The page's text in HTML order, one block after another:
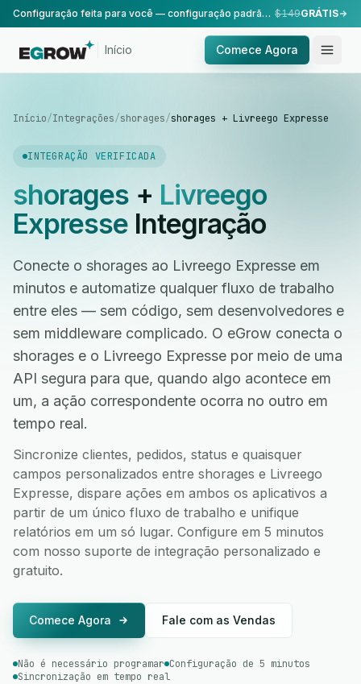
Configuração feita para você — configuração padrão, realizada pela nossa equipe. $149GRÁTIS
Início Comece Agora
Início/Integrações/shorages/shorages + Livreego Expresse
INTEGRAÇÃO VERIFICADA
shorages+ Livreego
ExpresseIntegração
Conecte o shorages ao Livreego Expresse em
minutos e automatize qualquer fluxo de trabalho
entre eles — sem código, sem desenvolvedores e
sem middleware complicado. O eGrow conecta o
shorages e o Livreego Expresse por meio de uma
API segura para que, quando algo acontece em
um, a ação correspondente ocorra no outro em
tempo real.
Sincronize clientes, pedidos, status e quaisquer
campos personalizados entre shorages e Livreego
Expresse, dispare ações em ambos os aplicativos a
partir de um único fluxo de trabalho e unifique
relatórios em um só lugar. Configure em 5 minutos
com nosso suporte de integração personalizado e
gratuito.
Comece Agora Fale com as Vendas
Não é necessário programar Configuração de 5 minutos
Sincronização em tempo real